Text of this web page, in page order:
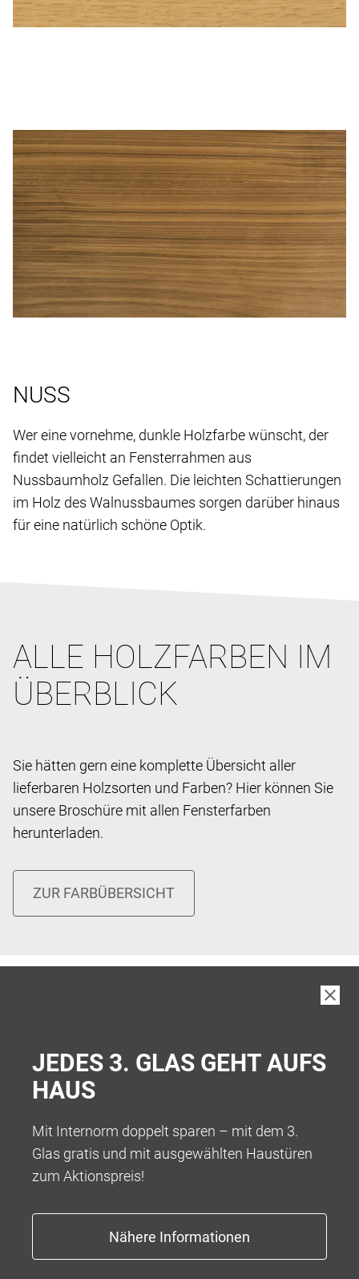
NUSS
Wer eine vornehme, dunkle Holzfarbe wünscht, der
findet vielleicht an Fensterrahmen aus
Nussbaumholz Gefallen. Die leichten Schattierungen
im Holz des Walnussbaumes sorgen darüber hinaus
für eine natürlich schöne Optik.
ALLE HOLZFARBEN IM
ÜBERBLICK
Sie hätten gern eine komplette Übersicht aller
lieferbaren Holzsorten und Farben? Hier können Sie
unsere Broschüre mit allen Fensterfarben
herunterladen.
WOHNQUALITÄT DURCH
INDIVIDUELLE HOLZ-ALU-
Unser Anspruch ist es, allen Kundinnen und Kunden
passgenaue Fenster zu bieten, die
bekommen Sie einen kleinen Einblick in unsere
bisherigen Projekte und die Erfahrungen anderer mit
unseren Holz-Alu-Fenstern. Gemeinsam mit Ihnen
JEDES 3. GLAS GEHT AUFS
HAUS
Mit Internorm doppelt sparen – mit dem 3.
Glas gratis und mit ausgewählten Haustüren
zum Aktionspreis!